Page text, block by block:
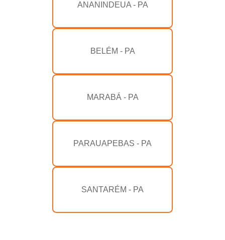
ANANINDEUA - PA
BELÉM - PA
MARABÁ - PA
PARAUAPEBAS - PA
SANTARÉM - PA